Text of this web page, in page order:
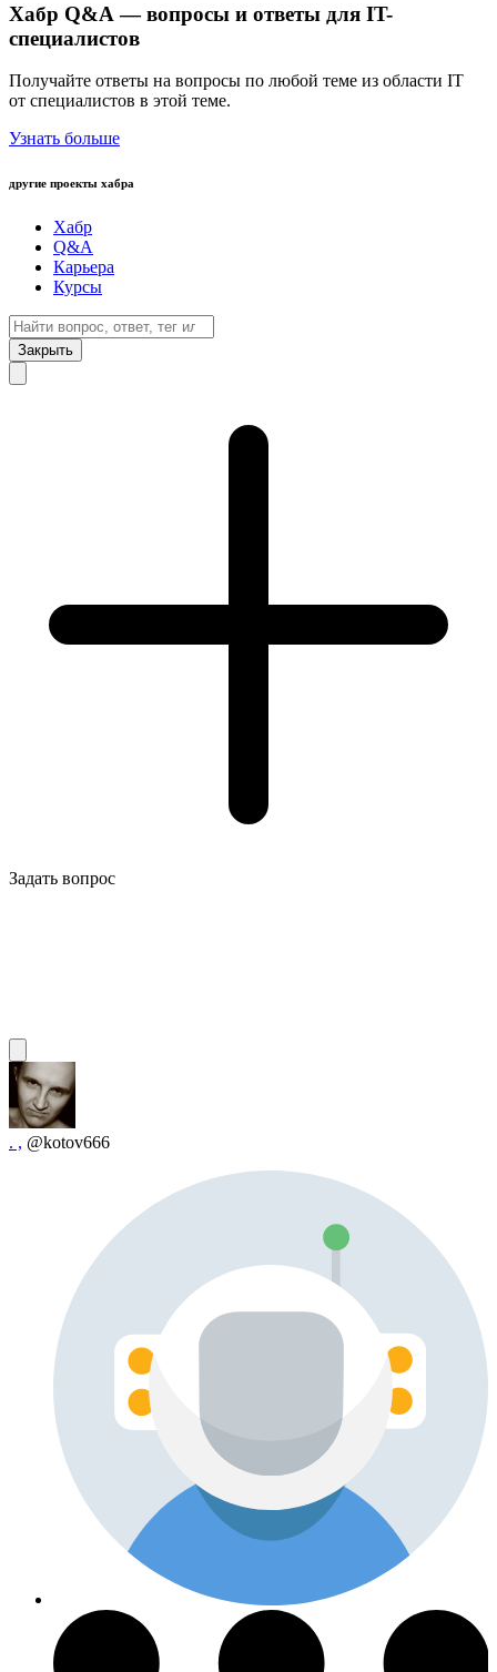
Хабр Q&A — вопросы и ответы для IT-
специалистов
Получайте ответы на вопросы по любой теме из области IT
от специалистов в этой теме.
Узнать больше
другие проекты хабра
Хабр
Q&A
Карьера
Курсы
Закрыть
Задать вопрос
. , @kotov666